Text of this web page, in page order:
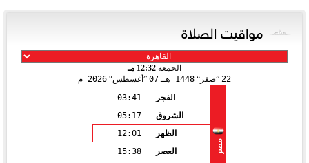
مواقيت الصلاة
الجمعة 12:32 مـ
22 صفر 1448 هـ 07 أغسطس 2026 م
مصر
الفجر
03:41
الشروق
05:17
الظهر
12:01
العصر
15:38